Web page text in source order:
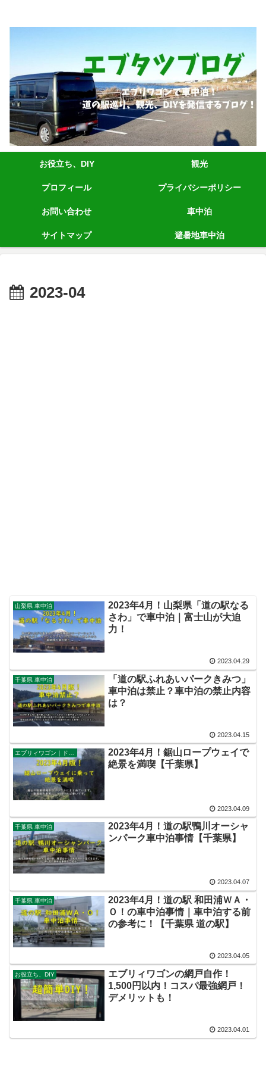
お役立ち、DIY 観光
プロフィール プライバシーポリシー
お問い合わせ 車中泊
サイトマップ 避暑地車中泊
2023-04
山梨県 車中泊
2023年4月！山梨県「道の駅なる
さわ」で車中泊｜富士山が大迫
力！
2023.04.29
千葉県 車中泊
「道の駅ふれあいパークきみつ」
車中泊は禁止？車中泊の禁止内容
は？
2023.04.15
エブリィワゴン｜ドライブ
2023年4月！鋸山ロープウェイで
絶景を満喫【千葉県】
2023.04.09
千葉県 車中泊
2023年4月！道の駅鴨川オーシャ
ンパーク車中泊事情【千葉県】
2023.04.07
千葉県 車中泊
2023年4月！道の駅 和田浦ＷＡ・
Ｏ！の車中泊事情｜車中泊する前
の参考に！【千葉県 道の駅】
2023.04.05
お役立ち、DIY
エブリィワゴンの網戸自作！
1,500円以内！コスパ最強網戸！
デメリットも！
2023.04.01